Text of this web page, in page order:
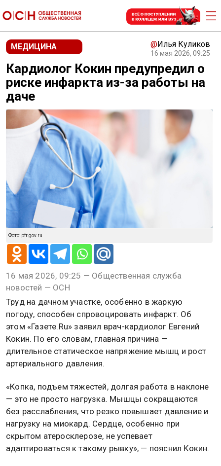
МЕДИЦИНА @Илья Куликов
16 мая 2026, 09:25
Кардиолог Кокин предупредил о
риске инфаркта из-за работы на
даче
Фото: pfr.gov.ru
16 мая 2026, 09:25 — Общественная служба
новостей — ОСН
Труд на дачном участке, особенно в жаркую
погоду, способен спровоцировать инфаркт. Об
этом «Газете.Ru» заявил врач-кардиолог Евгений
Кокин. По его словам, главная причина —
длительное статическое напряжение мышц и рост
артериального давления.
«Копка, подъем тяжестей, долгая работа в наклоне
— это не просто нагрузка. Мышцы сокращаются
без расслабления, что резко повышает давление и
нагрузку на миокард. Сердце, особенно при
скрытом атеросклерозе, не успевает
адаптироваться к такому рывку», — пояснил Кокин.